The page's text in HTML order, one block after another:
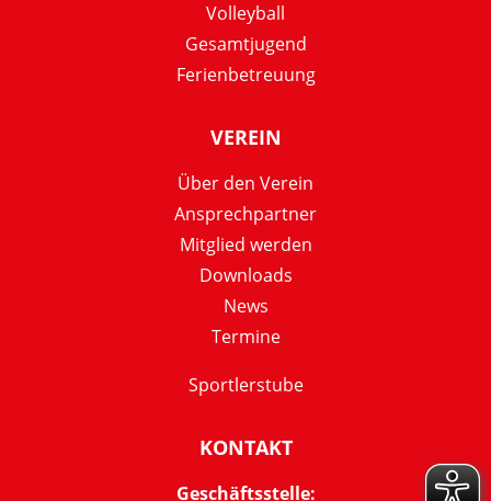
Volleyball
Gesamtjugend
Ferienbetreuung
VEREIN
Über den Verein
Ansprechpartner
Mitglied werden
Downloads
News
Termine
Sportlerstube
KONTAKT
Geschäftsstelle: